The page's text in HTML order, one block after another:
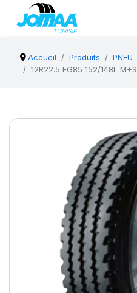
Accueil Produits PNEU
12R22.5 FG85 152/148L M+S